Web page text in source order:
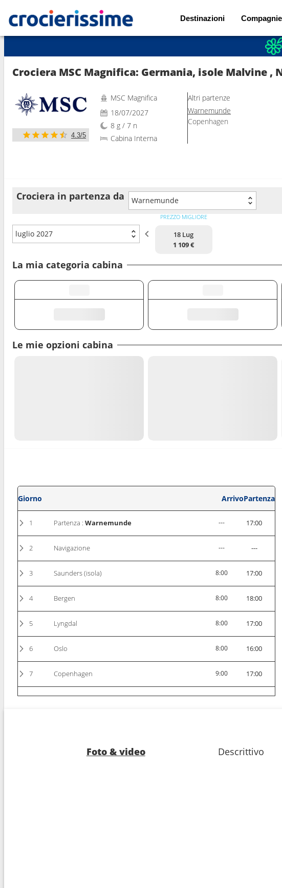
Destinazioni Compagnie
Mostra le altre 128 foto
Crociera MSC Magnifica: Germania, isole Malvine
4.3/5
MSC Magnifica
18/07/2027
8 g / 7 n
Cabina Interna
Altri partenze
Warnemunde
Copenhagen
Crociera in partenza da Warnemunde
luglio 2027
PREZZO MIGLIORE
18 Lug
1 109 €
La mia categoria cabina
Le mie opzioni cabina
Giorno ArrivoPartenza
1 Partenza : Warnemunde --- 17:00
2 Navigazione --- ---
3 Saunders (isola) 8:00 17:00
4 Bergen 8:00 18:00
5 Lyngdal 8:00 17:00
6 Oslo 8:00 16:00
7 Copenhagen 9:00 17:00
8 Arrivo :Warnemunde 7:00 ---
Foto & video Descrittivo